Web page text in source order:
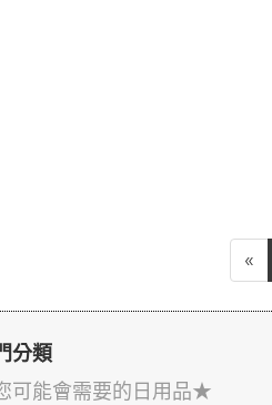
«
分類
可能會需要的日用品★